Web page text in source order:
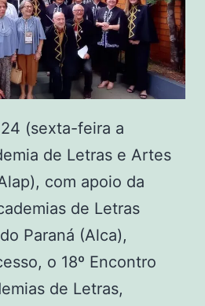
(sexta-feira a
de Letras e Artes
com apoio da
de Letras
Paraná (Alca),
o 18º Encontro
de Letras,